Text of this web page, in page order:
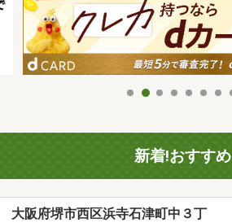
新着!おすすめ
大阪府堺市西区浜寺石津町中３丁